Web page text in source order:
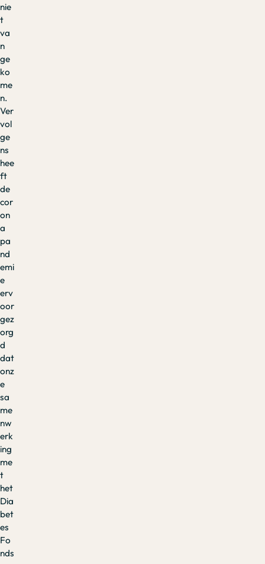
nie
t
va
n
ge
ko
me
n.
Ver
vol
ge
ns
hee
ft
de
cor
on
a
pa
nd
emi
e
erv
oor
gez
org
d
dat
onz
e
sa
me
nw
erk
ing
me
t
het
Dia
bet
es
Fo
nds